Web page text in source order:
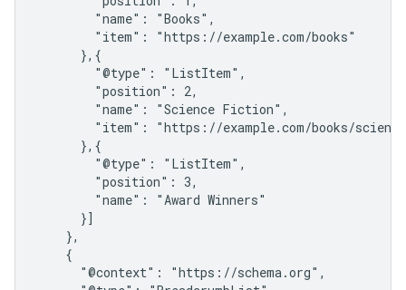
        "name": "Books",
        "item": "https://example.com/books"
      },{
        "@type": "ListItem",
        "position": 2,
        "name": "Science Fiction",
"item": "https://example.com/books/
      },{
        "@type": "ListItem",
        "position": 3,
        "name": "Award Winners"
      }]
    },
    {
      "@context": "https://schema.org",